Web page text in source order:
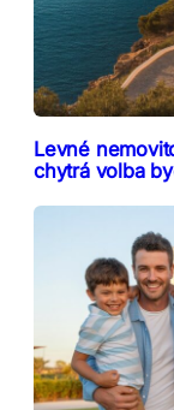
Levné
chytrá volba